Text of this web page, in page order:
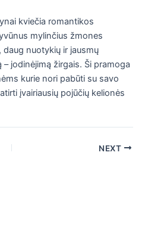
kviečia romantikos
mylinčius žmones
nuotykių ir jausmų
– jodinėjimą žirgais. Ši pramoga
kurie nori pabūti su savo
įvairiausių pojūčių kelionės
NEXT